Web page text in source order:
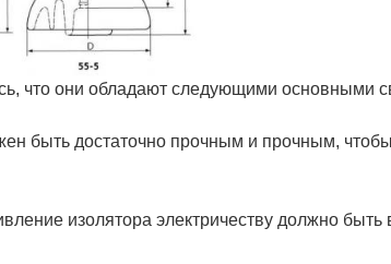
что они обладают следующими основными
быть достаточно прочным и прочным,
изолятора электричеству должно